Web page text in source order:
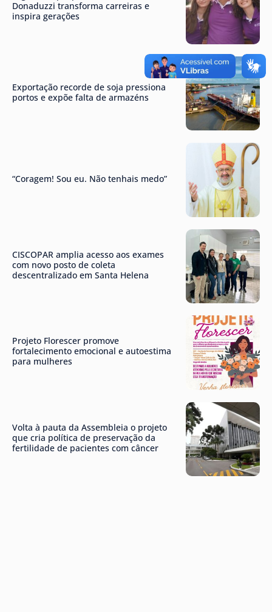
Donaduzzi transforma carreiras e
inspira gerações
Exportação recorde de soja pressiona
portos e expõe falta de armazéns
“Coragem! Sou eu. Não tenhais medo”
CISCOPAR amplia acesso aos exames
com novo posto de coleta
descentralizado em Santa Helena
Projeto Florescer promove
fortalecimento emocional e autoestima
para mulheres
Volta à pauta da Assembleia o projeto
que cria política de preservação da
fertilidade de pacientes com câncer